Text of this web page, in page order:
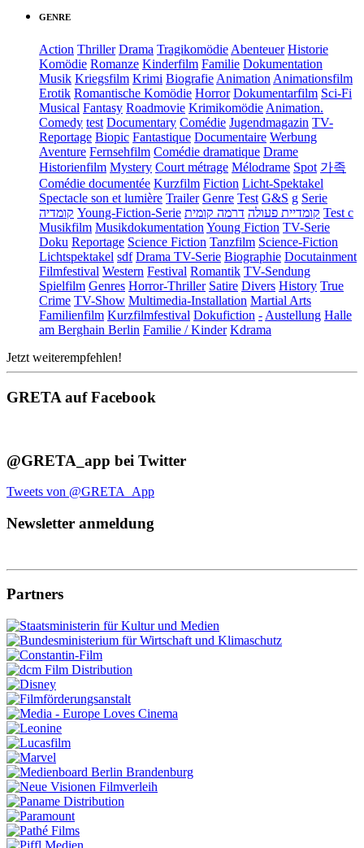
GENRE
Action Thriller Drama TragikomödieAbenteuer Historie
Komödie Romanze Kinderfilm Familie Dokumentation
Musik Kriegsfilm Krimi BiografieAnimationAnimationsfilm
Erotik Romantische Komödie Horror Dokumentarfilm Sci-Fi
Musical Fantasy Roadmovie KrimikomödieAnimation.
Comedy test Documentary Comédie Jugendmagazin TV-
Reportage Biopic Fantastique Documentaire Werbung
Aventure Fernsehfilm Comédie dramatique Drame
Historienfilm Mystery Court métrage Mélodrame Spot 가족
Comédie documentée Kurzfilm Fiction Licht-Spektakel
Spectacle son et lumière Trailer Genre Test G&S g Serie
קומדיה Young-Fiction-Serie קומדיית פעולה דרמה קומית
Test c
Musikfilm MusikdokumentationYoung Fiction TV-Serie
Doku Reportage Science Fiction Tanzfilm Science-Fiction
Lichtspektakel sdf Drama TV-Serie Biographie Docutainment
Filmfestival Western Festival Romantik TV-Sendung
Spielfilm Genres Horror-Thriller Satire Divers History True
Crime TV-Show Multimedia-Installation Martial Arts
Familienfilm Kurzfilmfestival Dokufiction -Austellung Halle
am Berghain Berlin Familie / Kinder Kdrama
Jetzt weiterempfehlen!
GRETA auf Facebook
@GRETA_app bei Twitter
Tweets von @GRETA_App
Newsletter anmeldung
Partners